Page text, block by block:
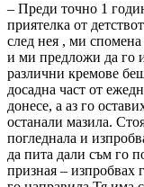
– Преди точно 1
приятелка от
след нея , ми спомена
и ми предложи да го
различни кремове
досадна част от
донесе, а аз го
останали мазила.
погледнала и
да пита дали съм го
призная – изпробвах